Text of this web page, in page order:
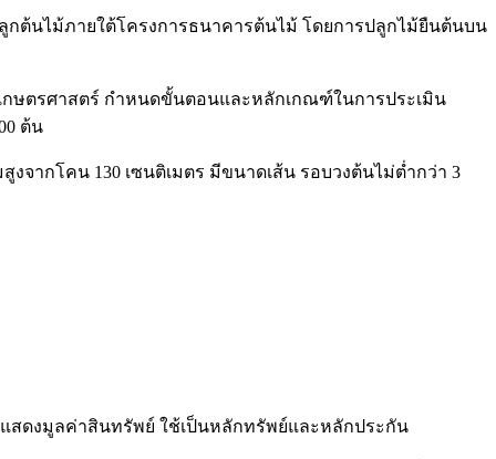
กต้นไม้ภายใต้โครงการธนาคารต้นไม้ โดยการปลูกไม้ยืนต้นบน
ษตรศาสตร์ กำหนดขั้นตอนและหลักเกณฑ์ในการประเมิน
ต้น
ากโคน 130 เซนติเมตร มีขนาดเส้น รอบวงต้นไม่ต่ำกว่า 3
สดงมูลค่าสินทรัพย์ ใช้เป็นหลักทรัพย์และหลักประกัน